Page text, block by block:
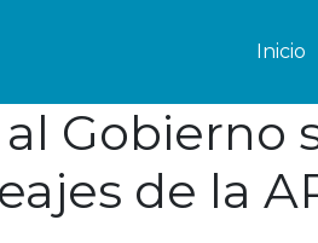
Inicio
Gobierno
de la